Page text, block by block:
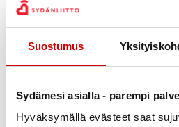
Suostumus
Sydämesi asialla - parempi
Hyväksymällä evästeet saat
sidosryhmien sekä
voimavaroja ikäihmisillä
– Kulttuuri tuo toivoa, lohtua ja
– Musiikki, muistelut, runous ja